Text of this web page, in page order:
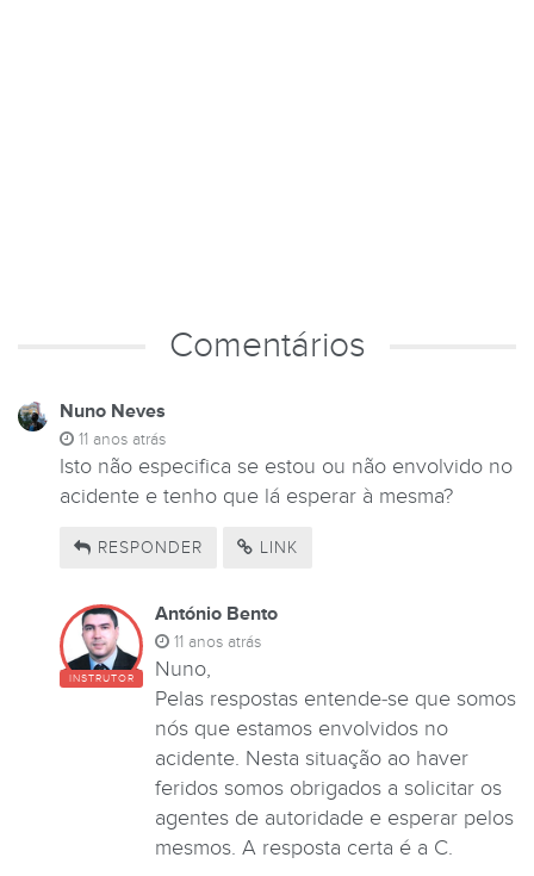
Comentários
Nuno Neves
11 anos atrás
Isto não especifica se estou ou não envolvido no
acidente e tenho que lá esperar à mesma?
RESPONDER LINK
INSTRUTOR
António Bento
11 anos atrás
Nuno,
Pelas respostas entende-se que somos
nós que estamos envolvidos no
acidente. Nesta situação ao haver
feridos somos obrigados a solicitar os
agentes de autoridade e esperar pelos
mesmos. A resposta certa é a C.